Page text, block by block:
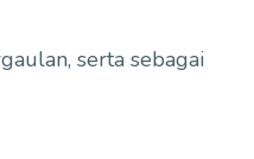
serta sebagai